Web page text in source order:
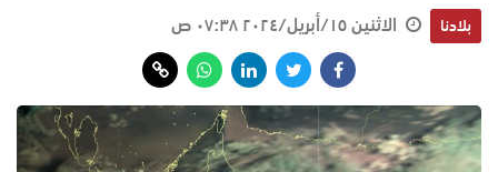
بلادنا الاثنين ١٥/أبريل/٢٠٢٤ ٠٧:٣٨ ص